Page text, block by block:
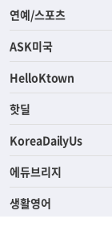
라이프
연예/스포츠
ASK미국
HelloKtown
핫딜
KoreaDailyUs
에듀브리지